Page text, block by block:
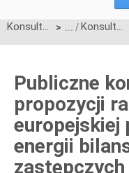
Konsultacje > Konsultacje zakończone
Publiczne
propozycji
europejskiej
energii
zastępczych